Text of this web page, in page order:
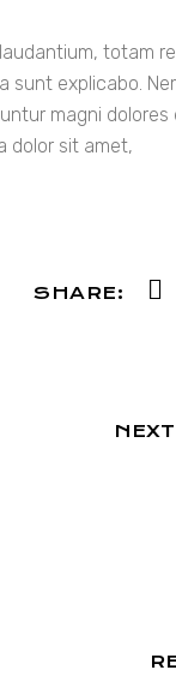
totam
sunt explicabo.
magni dolores
dolor sit amet,
SHARE:
NEXT